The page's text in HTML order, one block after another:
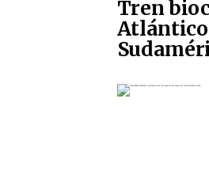
Tren
Atlántico